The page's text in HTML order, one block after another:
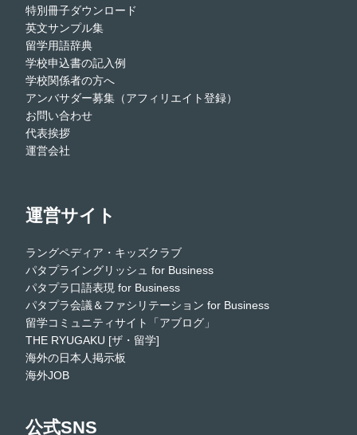
特別冊子ダウンロード
英文サンプル集
留学用語辞典
学校申込書の記入例
学校関係者の方へ
アンバサダー募集（アフィリエイト登録）
お問い合わせ
代表挨拶
運営会社
運営サイト
ラングペディア・キッズクラブ
パタプライングリッシュ for Business
パタプラ口語表現 for Business
パタプラ会議＆ファシリテーション for Business
留学コミュニティサイト「アブログ」
THE RYUGAKU [ザ・留学]
海外の日本人掲示板
海外JOB
公式SNS